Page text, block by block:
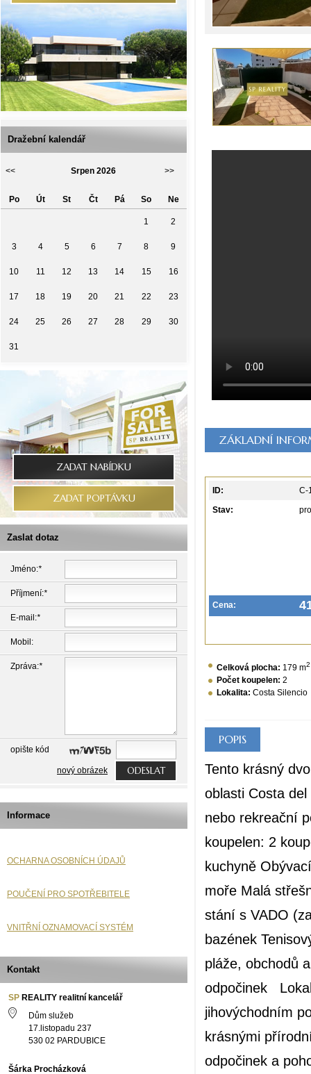
Dražební kalendář
<< Srpen 2026 >>
Po Út St Čt Pá So Ne
1 2
3 4 5 6 7 8 9
10 11 12 13 14 15 16
17 18 19 20 21 22 23
24 25 26 27 28 29 30
31
ZADAT NABÍDKU
ZADAT POPTÁVKU
Zaslat dotaz
Jméno:*
Příjmení:*
E-mail:*
Mobil:
Zpráva:*
opište kód
nový obrázek ODESLAT
Informace
OCHARNA OSOBNÍCH ÚDAJŮ
POUČENÍ PRO SPOTŘEBITELE
VNITŘNÍ OZNAMOVACÍ SYSTÉM
Kontakt
SP REALITY realitní kancelář
Dům služeb
17.listopadu 237
530 02 PARDUBICE
Šárka Procházková
ZÁKLADNÍ
ID: C-
Stav:
Cena:
Celková plocha: 179 m2
Počet koupelen: 2
Lokalita: Costa Silencio
POPIS
Tento krásný
oblasti Costa
nebo rekreační
koupelen: 2
kuchyně
moře Malá
stání s VADO
bazének
pláže, obchodů
odpočinek
jihovýchodním
krásnými
odpočinek a